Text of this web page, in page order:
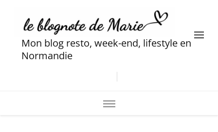
Mon blog resto, week-end, lifestyle en
Normandie